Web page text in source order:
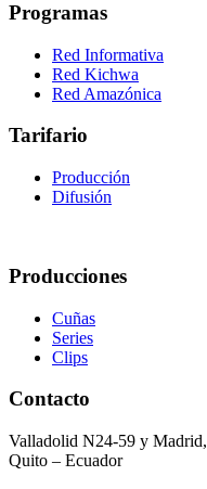
Programas
Red Informativa
Red Kichwa
Red Amazónica
Tarifario
Producción
Difusión
Producciones
Cuñas
Series
Clips
Contacto
Valladolid N24-59 y Madrid,
Quito – Ecuador